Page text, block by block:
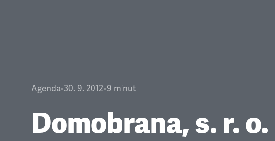
Agenda•30. 9. 2012•9 minut
Domobrana, s. r. o.